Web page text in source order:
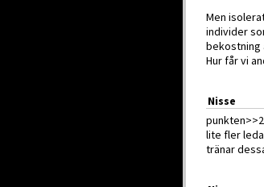
Men
individer
bekostning
Hur får vi
Nisse
lite fler
tränar